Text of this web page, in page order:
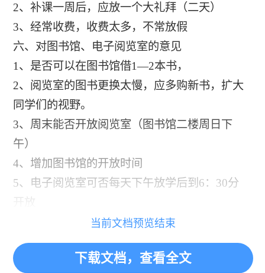
2、补课一周后，应放一个大礼拜（二天）
3、经常收费，收费太多，不常放假
六、对图书馆、电子阅览室的意见
1、是否可以在图书馆借1—2本书，
2、阅览室的图书更换太慢，应多购新书，扩大
同学们的视野。
3、周末能否开放阅览室（图书馆二楼周日下
午）
4、增加图书馆的开放时间
5、电子阅览室可否每天下午放学后到6：30分
开放
«
当前文档预览结束
下载文档，查看全文